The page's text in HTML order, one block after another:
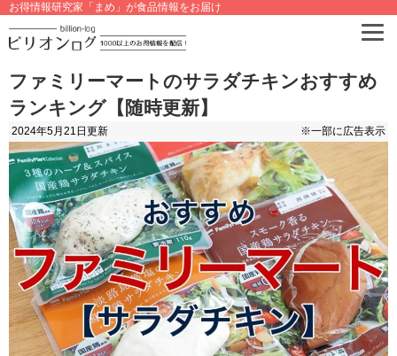
お得情報研究家「まめ」が食品情報をお届け
ファミリーマートのサラダチキンおすすめ
ランキング【随時更新】
2024年5月21日 更新 ※一部に広告表示